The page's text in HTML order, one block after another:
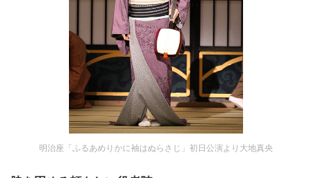
明治座「ふるあめりかに袖はぬらさじ」初日公演より大地真央